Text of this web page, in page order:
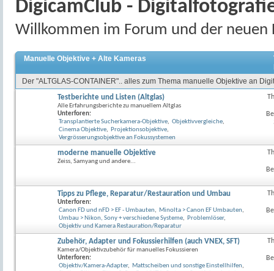
DigicamClub -
Willkommen im Forum und der neuen
Manuelle Objektive + Alte Kameras
Der "ALTGLAS-CONTAINER".. alles zum Thema manuelle Objektive an
Testberichte und Listen (Altglas)
Alle Erfahrungsberichte zu manuellem Altglas
Unterforen:
Transplantierte Sucherkamera-Objektive, Objektivvergleiche,
Cinema Objektive, Projektionsobjektive,
Vergrösserungsobjektive an Fokussystemen
dieses
moderne manuelle Objektive
Zeiss, Samyang und andere...
dieses
Tipps zu Pflege, Reparatur/Restauration und Umbau
Unterforen:
Canon FD und nFD > EF - Umbauten, Minolta > Canon EF Umbauten,
Umbau > Nikon, Sony + verschiedene Systeme, Problemlöser,
Objektiv und Kamera Restauration/Reparatur
dieses
Zubehör, Adapter und Fokussierhilfen (auch VNEX, SFT)
Kamera/Objektivzubehör für manuelles Fokussieren
Unterforen:
Objektiv/Kamera-Adapter, Mattscheiben und sonstige Einstellhilfen,
dieses